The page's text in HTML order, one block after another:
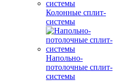
Колонные сплит-
системы
Напольно-
потолочные сплит-
системы